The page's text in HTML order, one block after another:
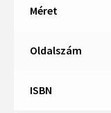
Méret
Oldalszám
ISBN